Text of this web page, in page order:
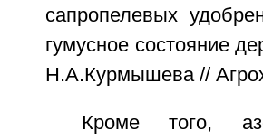
сапропелевых
гумусное состояние
Н.А.Курмышева //
Кроме того,